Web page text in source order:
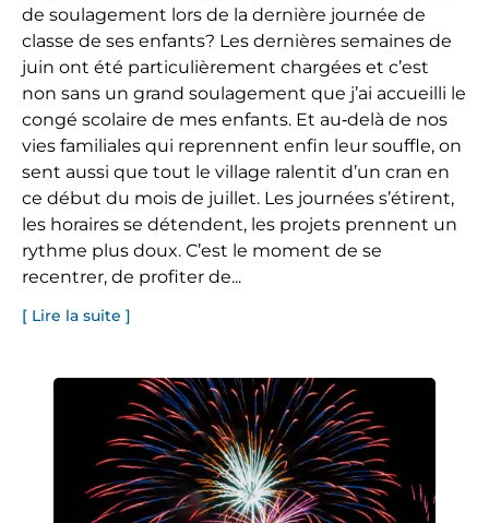
de soulagement lors de la dernière journée de
classe de ses enfants? Les dernières semaines de
juin ont été particulièrement chargées et c’est
non sans un grand soulagement que j’ai accueilli le
congé scolaire de mes enfants. Et au‑delà de nos
vies familiales qui reprennent enfin leur souffle, on
sent aussi que tout le village ralentit d’un cran en
ce début du mois de juillet. Les journées s’étirent,
les horaires se détendent, les projets prennent un
rythme plus doux. C’est le moment de se
recentrer, de profiter de...
[ Lire la suite ]